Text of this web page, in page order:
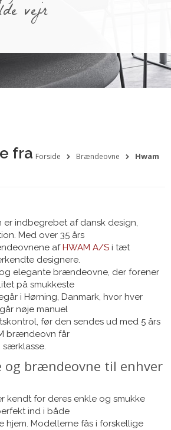
vejr
Forside Brændeovne Hwam
fra
er indbegrebet af dansk design,
Med over 35 års
afHWAM A/S i tæt
designere.
elegante brændeovne, der forener
på smukkeste
i Hørning, Danmark, hvor hver
nøje manuel
før den sendes ud med 5 års
brændeovn får
og brændeovne til enhver
kendt for deres enkle og smukke
ind i både
hjem. Modellerne fås i forskellige